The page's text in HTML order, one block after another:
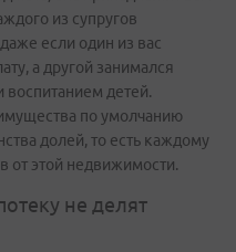
из супругов
если один из вас
а другой занимался
детей.
по умолчанию
долей, то есть каждому
от этой недвижимости.
не делят